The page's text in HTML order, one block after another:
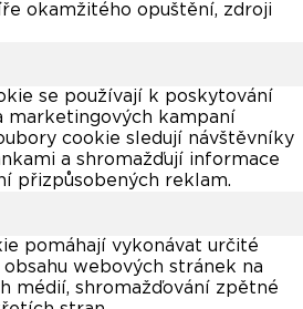
okamžitého opuštění, zdroji
se používají k poskytování
marketingových kampaní
cookie sledují návštěvníky
a shromažďují informace
přizpůsobených reklam.
pomáhají vykonávat určité
webových stránek na
médií, shromažďování zpětné